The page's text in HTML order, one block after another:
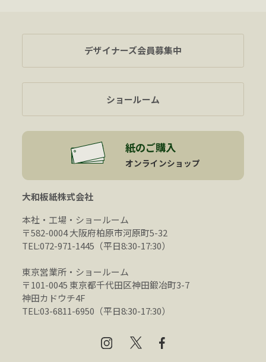
大和板紙株式会社
本社・工場・ショールーム
〒582-0004 大阪府柏原市河原町5-32
TEL:072-971-1445（平日8:30-17:30）
東京営業所・ショールーム
〒101-0045 東京都千代田区神田鍛冶町3-7
神田カドウチ4F
TEL:03-6811-6950（平日8:30-17:30）
デザイナーズ会員募集中
ショールーム
紙のご購入
オンラインショップ